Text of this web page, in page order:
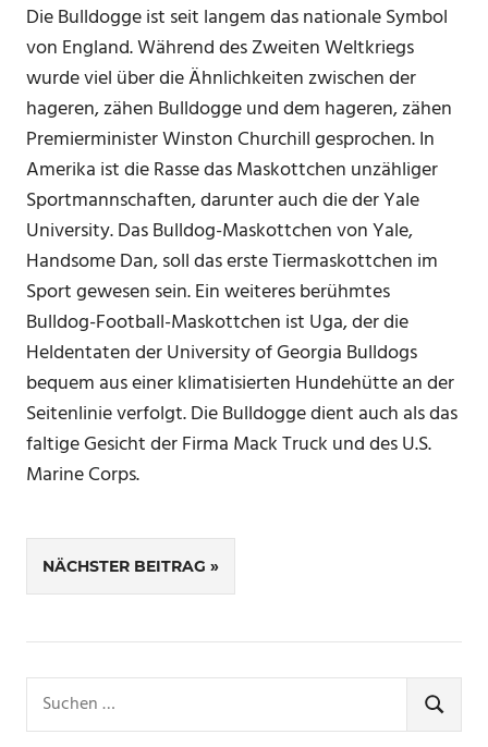
Die Bulldogge ist seit langem das nationale Symbol
von England. Während des Zweiten Weltkriegs
wurde viel über die Ähnlichkeiten zwischen der
hageren, zähen Bulldogge und dem hageren, zähen
Premierminister Winston Churchill gesprochen. In
Amerika ist die Rasse das Maskottchen unzähliger
Sportmannschaften, darunter auch die der Yale
University. Das Bulldog-Maskottchen von Yale,
Handsome Dan, soll das erste Tiermaskottchen im
Sport gewesen sein. Ein weiteres berühmtes
Bulldog-Football-Maskottchen ist Uga, der die
Heldentaten der University of Georgia Bulldogs
bequem aus einer klimatisierten Hundehütte an der
Seitenlinie verfolgt. Die Bulldogge dient auch als das
faltige Gesicht der Firma Mack Truck und des U.S.
Marine Corps.
Beitragsnavigation
NÄCHSTER BEITRAG
nach:
SUCHEN